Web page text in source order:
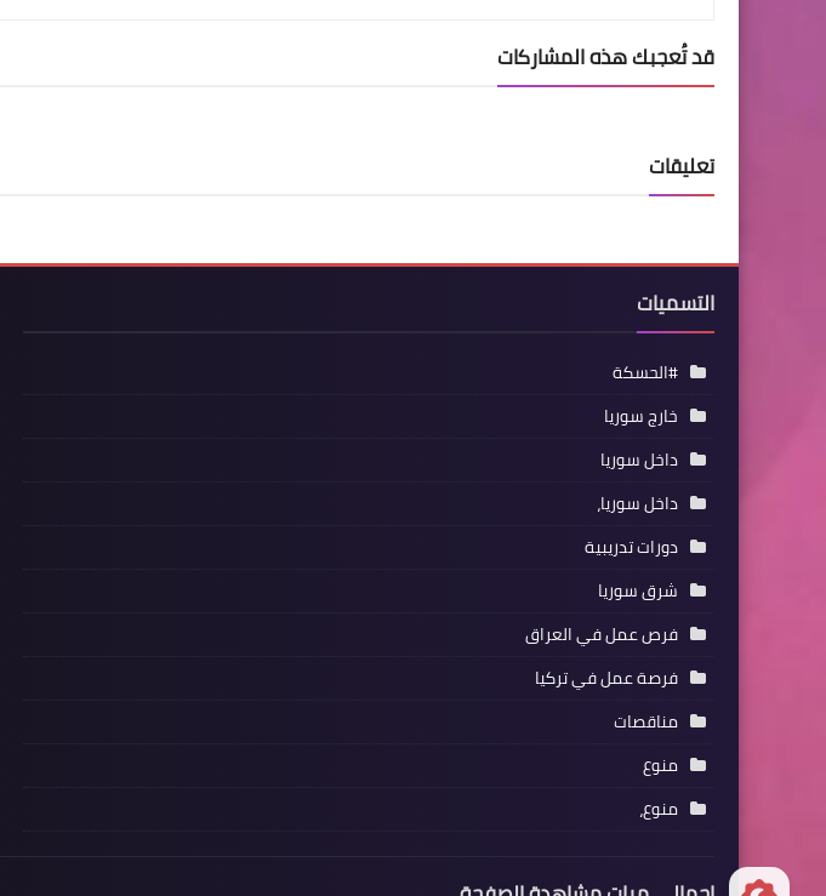
قد تُعجبك هذه المشاركات
تعليقات
التسميات
#الحسكة
خارج سوريا
داخل سوريا
داخل سوريا،
دورات تدريبية
شرق سوريا
فرص عمل في العراق
فرصة عمل في تركيا
مناقصات
منوع
منوع،